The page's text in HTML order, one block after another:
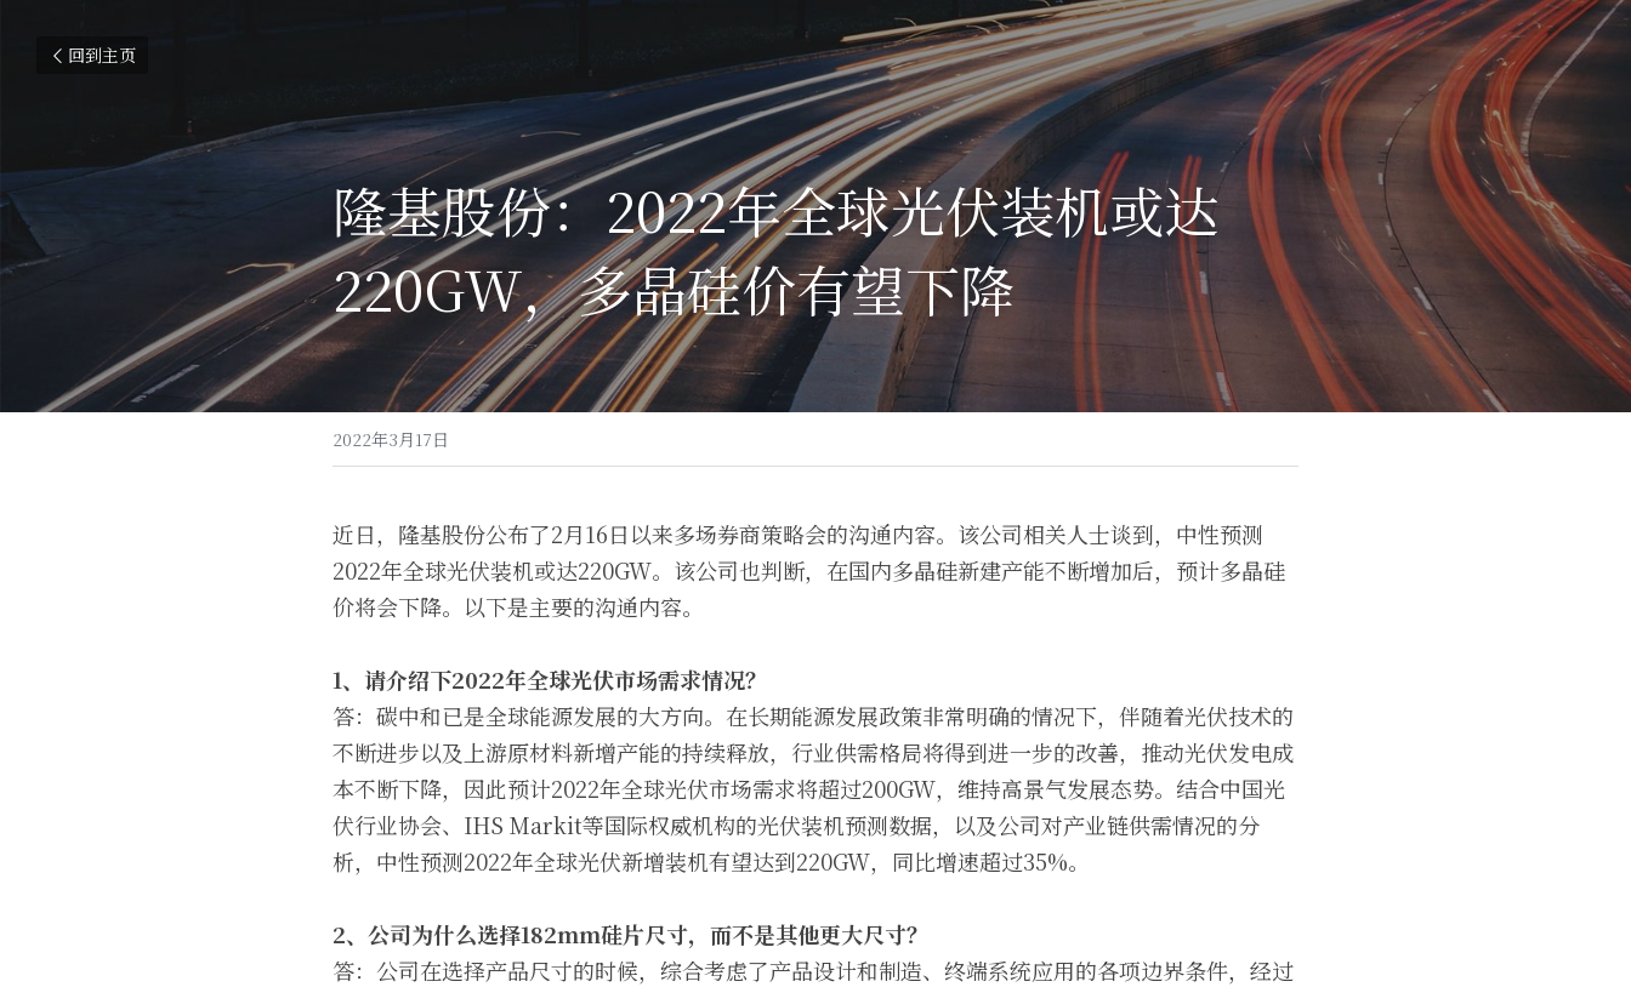
回到主页
隆基股份：2022年全球光伏装机或达
220GW，多晶硅价有望下降
2022年3月17日
近日，隆基股份公布了2月16日以来多场券商策略会的沟通内容。该公司相关人士谈到，中性预测
2022年全球光伏装机或达220GW。该公司也判断，在国内多晶硅新建产能不断增加后，预计多晶硅
价将会下降。以下是主要的沟通内容。
1、请介绍下2022年全球光伏市场需求情况？
答：碳中和已是全球能源发展的大方向。在长期能源发展政策非常明确的情况下，伴随着光伏技术的
不断进步以及上游原材料新增产能的持续释放，行业供需格局将得到进一步的改善，推动光伏发电成
本不断下降，因此预计2022年全球光伏市场需求将超过200GW，维持高景气发展态势。结合中国光
伏行业协会、IHS Markit等国际权威机构的光伏装机预测数据，以及公司对产业链供需情况的分
析，中性预测2022年全球光伏新增装机有望达到220GW，同比增速超过35%。
2、公司为什么选择182mm硅片尺寸，而不是其他更大尺寸？
答：公司在选择产品尺寸的时候，综合考虑了产品设计和制造、终端系统应用的各项边界条件，经过